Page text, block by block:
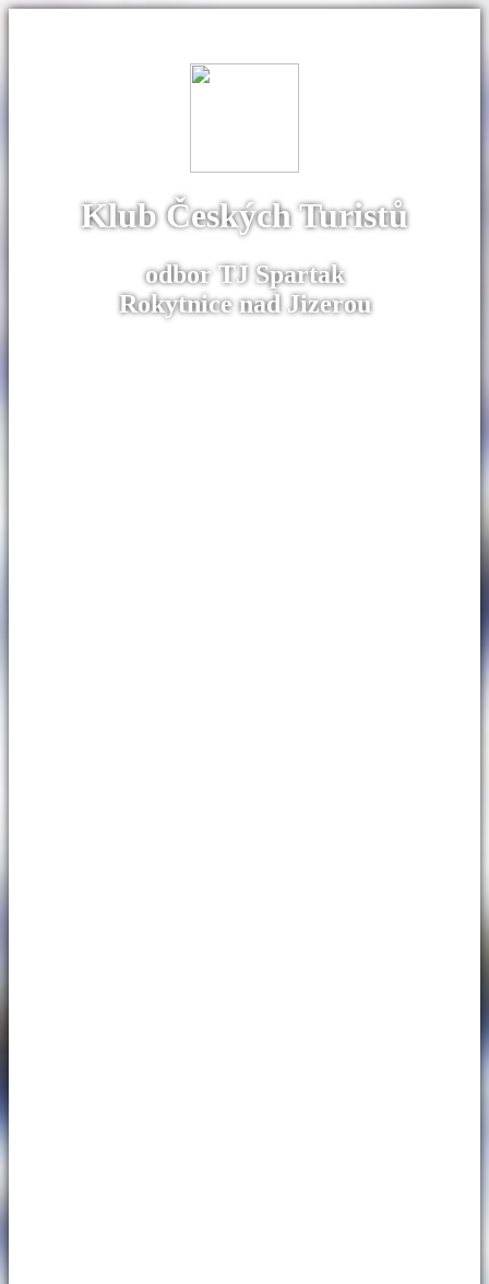
Klub Českých Turistů
odbor TJ Spartak
Rokytnice nad Jizerou